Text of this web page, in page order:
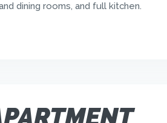
dining rooms, and full kitchen.